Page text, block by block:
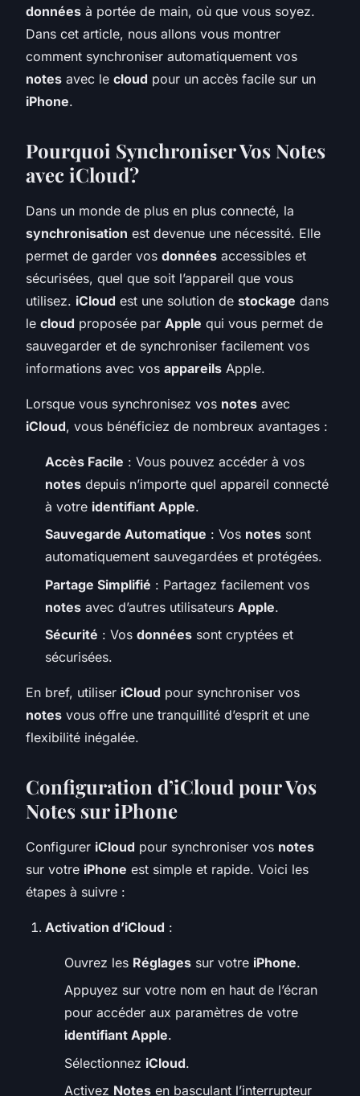
données à portée de main, où que vous soyez.
Dans cet article, nous allons vous montrer
comment synchroniser automatiquement vos
notes avec le cloud pour un accès facile sur un
iPhone.
Pourquoi Synchroniser Vos Notes
avec iCloud?
Dans un monde de plus en plus connecté, la
synchronisation est devenue une nécessité. Elle
permet de garder vos données accessibles et
sécurisées, quel que soit l’appareil que vous
utilisez. iCloud est une solution de stockage dans
le cloud proposée par Apple qui vous permet de
sauvegarder et de synchroniser facilement vos
informations avec vos appareils Apple.
Lorsque vous synchronisez vos notes avec
iCloud, vous bénéficiez de nombreux avantages :
Accès Facile : Vous pouvez accéder à vos
notes depuis n’importe quel appareil connecté
à votre identifiant Apple.
Sauvegarde Automatique : Vos notes sont
automatiquement sauvegardées et protégées.
Partage Simplifié : Partagez facilement vos
notes avec d’autres utilisateurs Apple.
Sécurité : Vos données sont cryptées et
sécurisées.
En bref, utiliser iCloud pour synchroniser vos
notes vous offre une tranquillité d’esprit et une
flexibilité inégalée.
Configuration d’iCloud pour Vos
Notes sur iPhone
Configurer iCloud pour synchroniser vos notes
sur votre iPhone est simple et rapide. Voici les
étapes à suivre :
Activation d’iCloud :
Ouvrez les Réglages sur votre iPhone.
Appuyez sur votre nom en haut de l’écran
pour accéder aux paramètres de votre
identifiant Apple.
Sélectionnez iCloud.
Activez Notes en basculant l’interrupteur